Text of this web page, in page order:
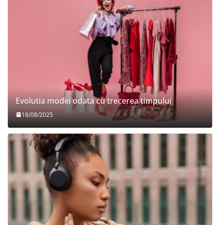
Evolutia modei odata cu trecerea timpului
18/08/2025